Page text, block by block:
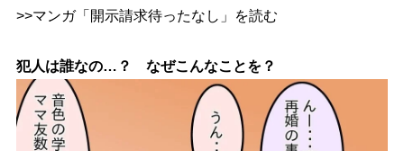
>>マンガ「開示請求待ったなし」を読む
犯人は誰なの…？ なぜこんなことを？